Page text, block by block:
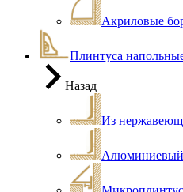
Акриловые
Плинтуса
Назад
Из
Алюминиевый